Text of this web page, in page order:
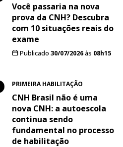
Você passaria na nova
prova da CNH? Descubra
com 10 situações reais do
exame
Publicado 30/07/2026às 08h15
PRIMEIRA HABILITAÇÃO
CNH Brasil não é uma
nova CNH: a autoescola
continua sendo
fundamental no processo
de habilitação